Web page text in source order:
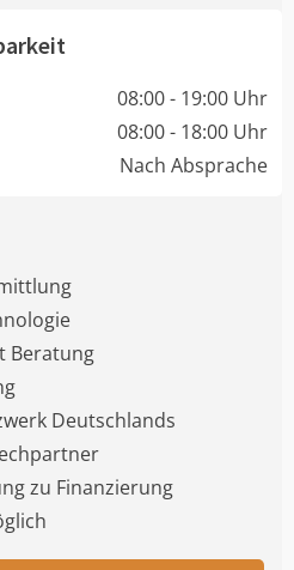
08:00 - 19:00 Uhr
08:00 - 18:00 Uhr
Nach Absprache
Beratung
Deutschlands
zu Finanzierung